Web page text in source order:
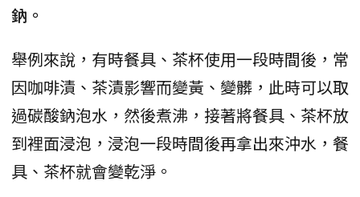
鈉。
舉例來說，有時餐具、茶杯使用一段時間後，常
因咖啡漬、茶漬影響而變黃、變髒，此時可以取
過碳酸鈉泡水，然後煮沸，接著將餐具、茶杯放
到裡面浸泡，浸泡一段時間後再拿出來沖水，餐
具、茶杯就會變乾淨。